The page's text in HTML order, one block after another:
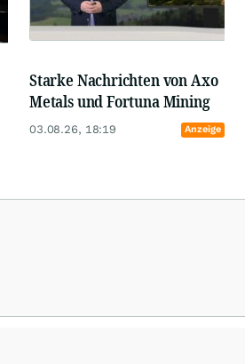
Starke Nachrichten von Axo
Metals und Fortuna Mining
03.08.26, 18:19 Anzeige